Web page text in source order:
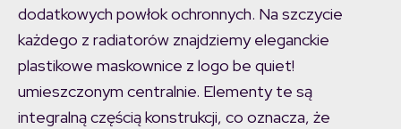
dodatkowych powłok ochronnych. Na szczycie
każdego z radiatorów znajdziemy eleganckie
plastikowe maskownice z logo be quiet!
umieszczonym centralnie. Elementy te są
integralną częścią konstrukcji, co oznacza, że